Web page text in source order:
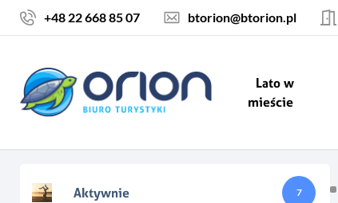
Skocz do treści
+48 22 668 85 07 btorion@btorion.pl
Lato w
mieście
Aktywnie 7